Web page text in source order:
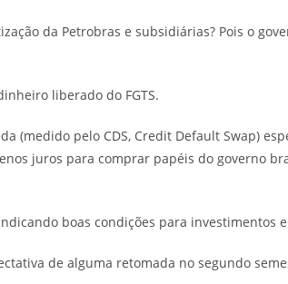
da Petrobras e subsidiárias? Pois o
liberado do FGTS.
(medido pelo CDS, Credit Default Swap)
juros para comprar papéis do governo
boas condições para investimentos
de alguma retomada no segundo